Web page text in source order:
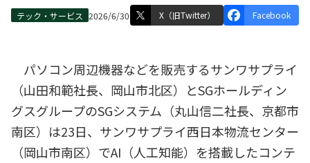
テック・サービス 2026/6/30 X（旧Twitter） Facebook
パソコン周辺機器などを販売するサンワサプライ
（山田和範社長、岡山市北区）とSGホールディン
グスグループのSGシステム（丸山信二社長、京都市
南区）は23日、サンワサプライ西日本物流センター
（岡山市南区）でAI（人工知能）を搭載したコンテ